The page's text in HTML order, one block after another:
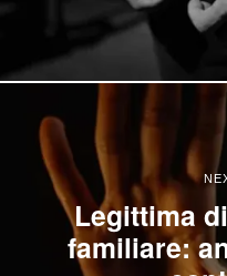
Legittima
familiare: